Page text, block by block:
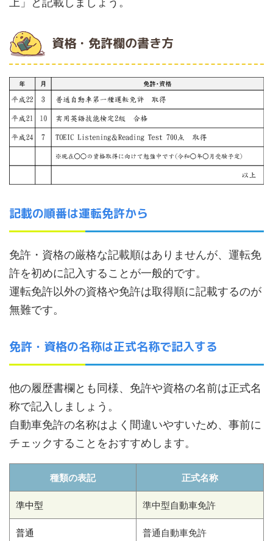
資格・免許欄の書き方
記載の順番は運転免許から
免許・資格の厳格な記載順はありませんが、運転免
許を初めに記入することが一般的です。
運転免許以外の資格や免許は取得順に記載するのが
無難です。
免許・資格の名称は正式名称で記入する
他の履歴書欄とも同様、免許や資格の名前は正式名
称で記入しましょう。
自動車免許の名称はよく間違いやすいため、事前に
チェックすることをおすすめします。
種類の表記 正式名称
準中型 準中型自動車免許
普通 普通自動車免許